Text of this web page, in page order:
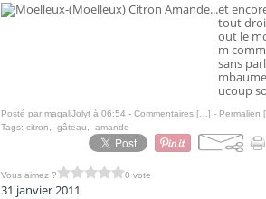
et
tout
out le
m
sans
ucoup
Posté par magaliJolyt à 06:54 - Commentaires [ ] - Permalien [
Tags: citron gâteau amande
Vous aimez ? 0 vote
31 janvier 2011